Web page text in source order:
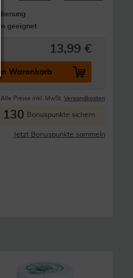
geeignet
13,99 €
Warenkorb
Alle Preise inkl. MwSt. Versandkosten
130 Bonuspunkte sichern
Jetzt Bonuspunkte sammeln